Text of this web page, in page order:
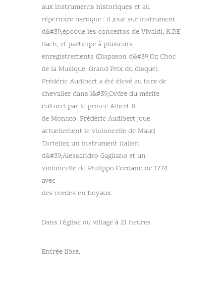
aux instruments historiques et au
répertoire baroque : il joue sur instrument
d&#39;époque les concertos de Vivaldi, K.P.E
Bach, et participe à plusieurs
enregistrements (Diapason d&#39;Or, Choc
de la Musique, Grand Prix du disque).
Frédéric Audibert a été élevé au titre de
chevalier dans l&#39;Ordre du mérite
culturel par le prince Albert II
de Monaco. Frédéric Audibert joue
actuellement le violoncelle de Maud
Tortelier, un instrument italien
d&#39;Alessandro Gagliano et un
violoncelle de Philippo Cordano de 1774
avec
des cordes en boyaux.
Dans l’église du village à 21 heures
Entrée libre.